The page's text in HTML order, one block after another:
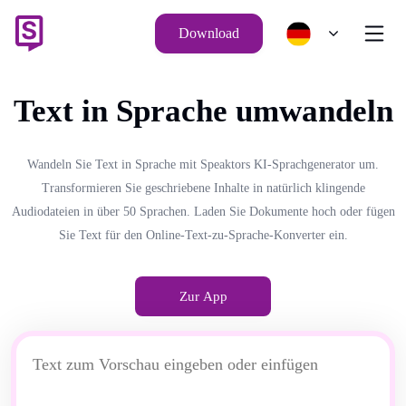
Download
Text in Sprache umwandeln
Wandeln Sie Text in Sprache mit Speaktors KI-Sprachgenerator um.
Transformieren Sie geschriebene Inhalte in natürlich klingende
Audiodateien in über 50 Sprachen. Laden Sie Dokumente hoch oder fügen
Sie Text für den Online-Text-zu-Sprache-Konverter ein.
Zur App